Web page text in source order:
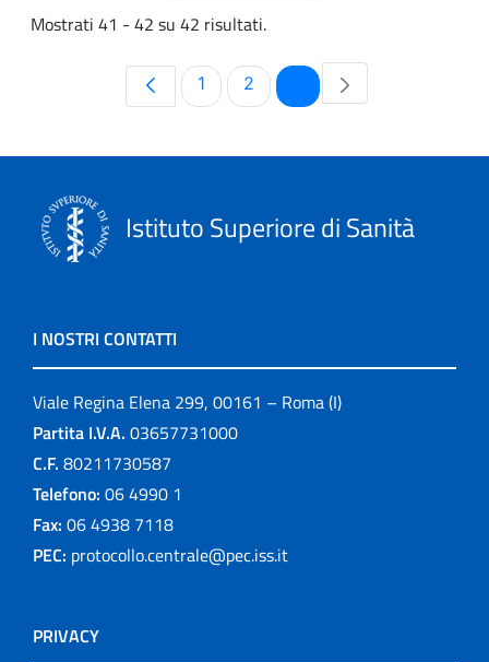
Mostrati 41 - 42 su 42 risultati.
Pagina
1 Pagina
2 Pagina
Istituto Superiore di Sanità
I NOSTRI CONTATTI
Viale Regina Elena 299, 00161 – Roma (I)
Partita I.V.A. 03657731000
C.F. 80211730587
Telefono: 06 4990 1
Fax: 06 4938 7118
PEC: protocollo.centrale@pec.iss.it
PRIVACY